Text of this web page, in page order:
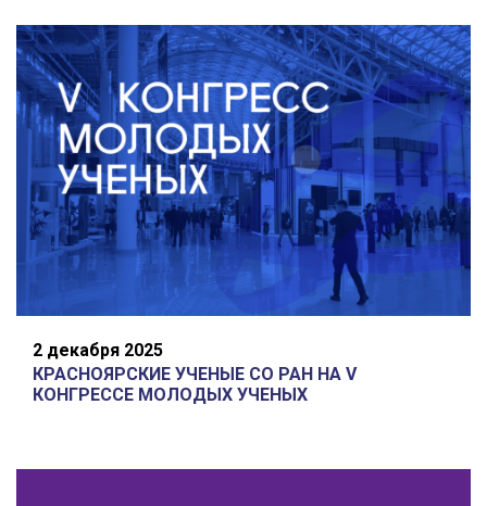
2 декабря 2025
КРАСНОЯРСКИЕ УЧЕНЫЕ СО РАН НА V
КОНГРЕССЕ МОЛОДЫХ УЧЕНЫХ